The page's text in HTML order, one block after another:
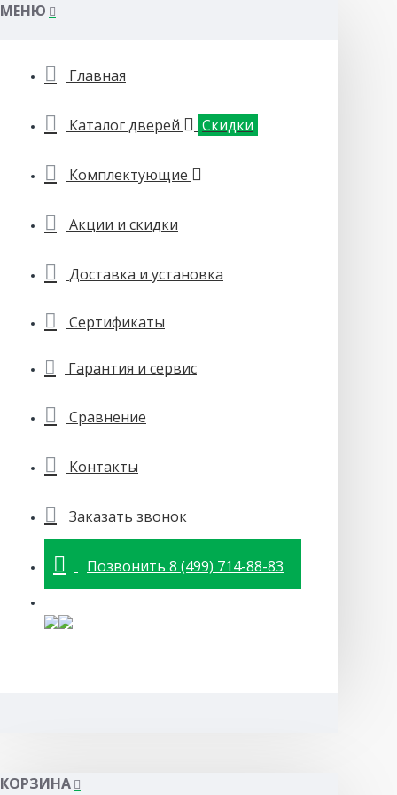
МЕНЮ
Главная
Каталог дверей Скидки
Комплектующие
Акции и скидки
Доставка и установка
Сертификаты
Гарантия и сервис
Сравнение
Контакты
Заказать звонок
Позвонить 8 (499) 714-88-83
КОРЗИНА